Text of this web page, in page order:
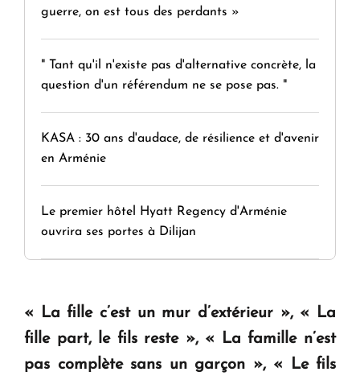
guerre, on est tous des perdants »
" Tant qu'il n'existe pas d'alternative concrète, la
question d'un référendum ne se pose pas. "
KASA : 30 ans d'audace, de résilience et d'avenir
en Arménie
Le premier hôtel Hyatt Regency d'Arménie
ouvrira ses portes à Dilijan
« La fille c’est un mur d’extérieur », « La
fille part, le fils reste », « La famille n’est
pas complète sans un garçon », « Le fils